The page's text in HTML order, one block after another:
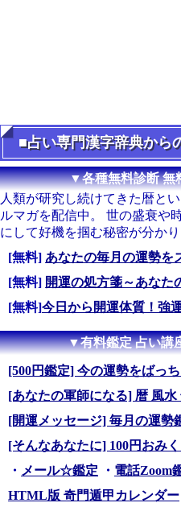
■占い専門漢字辞典から
▼各種無料診断 無
人類が研究し続けてきた暦と
ルマガを配信中。 世の盛衰や
にして好機を掴む秘密が分かり
[無料] あなたの毎月の運勢を
[無料] 開運の処方箋～あなた
[無料]今日から開運体質！強
▼有料鑑定 占い講
[500円鑑定] 今の運勢をばっち
[あなたの軍師になる] 暦 風
[開運メッセージ] 毎月の運勢
[そんなあなたに] 100円おみ
・ メール☆鑑定 ・ 電話Zoom
HTML版 奇門遁甲カレンダー